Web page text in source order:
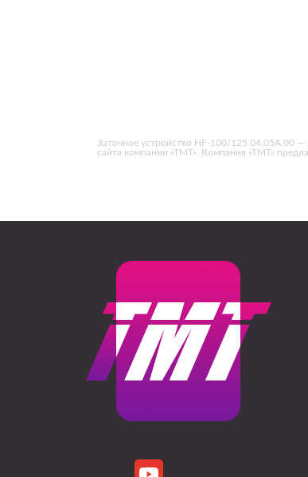
Заточное устройство HF-100/125 04.05A.00
сайта компании «ТМТ». Компания «ТМТ»